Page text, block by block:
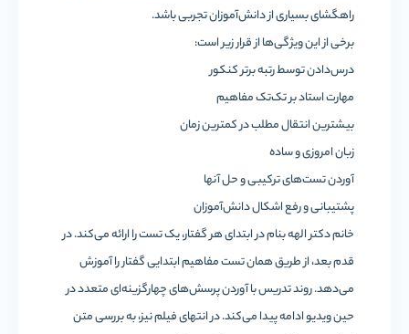
راهگشای بسیاری از دانش‌آموزان تجربی باشد.
برخی از این ویژگی‌ها از قرار زیر است:
درس‌دادن توسط رتبه برتر کنکور
مهارت استاد بر تک‌تک مفاهیم
بیشترین انتقال مطلب در کمترین زمان
زبان امروزی و ساده
آوردن تست‌های ترکیبی و حل آنها
پشتیبانی و رفع اشکال دانش‌آموزان
خانم دکتر الهه بنام در ابتدای هر گفتار، یک تست را ارائه می‌کند. در
قدم بعد، از طریق همان تست مفاهیم ابتدایی گفتار را آموزش
می‌دهد. روند تدریس با آوردن پرسش‌های چهارگزینه‌ای متعدد در
حین ویدیو ادامه پیدا می‌کند. در انتهای فیلم نیز، به بررسی متن